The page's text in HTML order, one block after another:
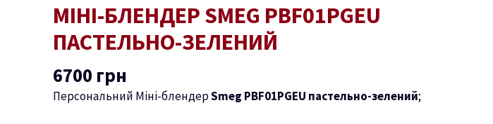
МІНІ-БЛЕНДЕР SMEG PBF01PGEU
ПАСТЕЛЬНО-ЗЕЛЕНИЙ
6700 грн
Персональний Міні-блендерSmeg PBF01PGEU пастельно-зелений;
Міні-
блендер
Smeg
пастельно-
зелений